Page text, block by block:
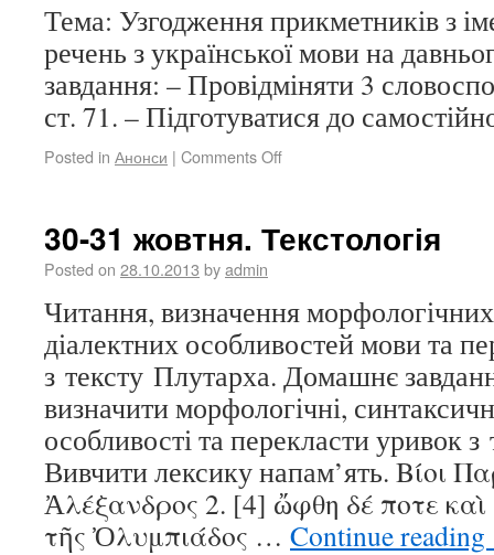
Тема: Узгодження прикметників з
речень з української мови на
завдання: – Провідміняти 3
ст. 71. – Підготуватися до
Posted in Анонси | Comments Off
30-31 жовтня. Текстологія
Posted on 28.10.2013 byadmin
Читання, визначення
діалектних особливостей мови та
з тексту Плутарха. Домашнє
визначити морфологічні,
особливості та перекласти уривок
Вивчити лексику напам’ять. Βίοι
Ἀλέξανδρος 2. [4] ὤφθη δέ ποτε
τῆς Ὀλυμπιάδος … Continue reading